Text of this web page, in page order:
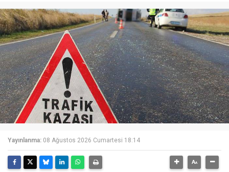
Yayınlanma: 08 Ağustos 2026 Cumartesi 18:14